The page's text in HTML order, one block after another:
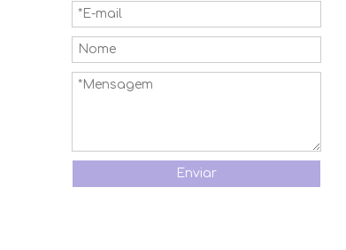
Enviar